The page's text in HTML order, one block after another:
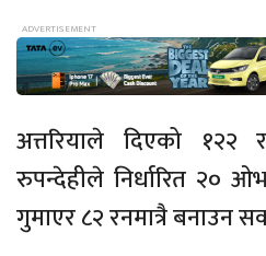
अत्तरियाले दिएको १२२
रुपन्देहीले निर्धारित २०
गुमाएर ८२ रनमात्रै बनाउन